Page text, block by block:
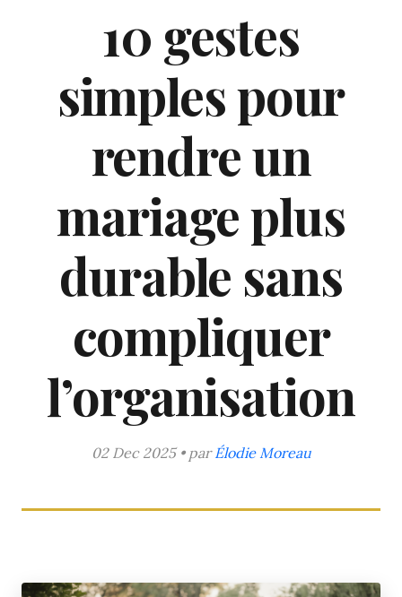
10 gestes
simples pour
rendre un
mariage plus
durable sans
compliquer
l’organisation
02 Dec 2025 • par Élodie Moreau